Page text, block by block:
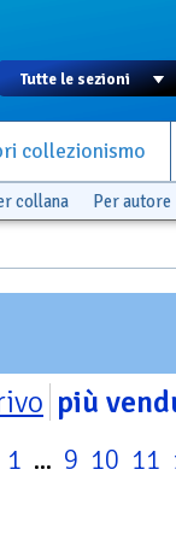
collezionismo
collana Per autore
più
1 ... 9 10 11